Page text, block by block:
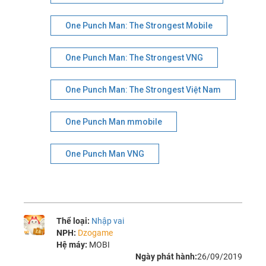
One Punch Man: The Strongest Mobile
One Punch Man: The Strongest VNG
One Punch Man: The Strongest Việt Nam
One Punch Man mmobile
One Punch Man VNG
Thể loại: Nhập vai
NPH: Dzogame
Hệ máy: MOBI
Ngày phát hành:26/09/2019